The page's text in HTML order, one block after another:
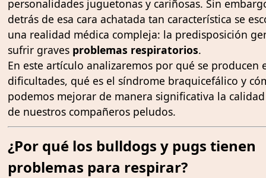
personalidades juguetonas y cariñosas. Sin
detrás de esa cara achatada tan característica se
una realidad médica compleja: la predisposición
sufrir graves problemas respiratorios.
En este artículo analizaremos por qué se producen
dificultades, qué es el síndrome braquicefálico y
podemos mejorar de manera significativa la
de nuestros compañeros peludos.
¿Por qué los bulldogs y pugs tienen
problemas para respirar?